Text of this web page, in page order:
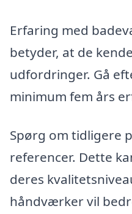
Erfaring med
betyder, at de
udfordringer. Gå
minimum fem års
Spørg om tidligere
referencer. Dette
deres
håndværker vil